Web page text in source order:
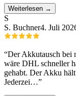
Weiterlesen →
S
S. Buchner4. Juli
“Der Akkutausch bei
wäre DHL schneller
gehabt. Der Akku
Jederzei…”